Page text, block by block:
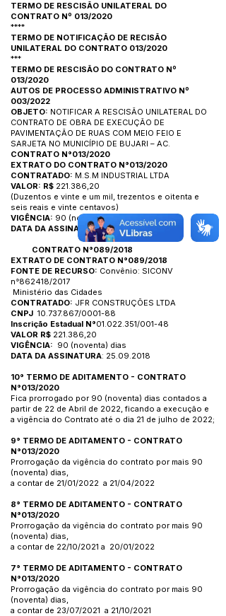
TERMO DE RESCISÃO UNILATERAL DO
CONTRATO Nº 013/2020
****
TERMO DE NOTIFICAÇÃO DE RECISÃO
UNILATERAL DO CONTRATO 013/2020
***
TERMO DE RESCISÃO DO CONTRATO Nº
013/2020
AUTOS DE PROCESSO ADMINISTRATIVO Nº
003/2022
OBJETO: NOTIFICAR A RESCISÃO UNILATERAL DO
CONTRATO DE OBRA DE EXECUÇÃO DE
PAVIMENTAÇÃO DE RUAS COM MEIO FEIO E
SARJETA NO MUNICÍPIO DE BUJARI – AC.
CONTRATO N°013/2020
EXTRATO DO CONTRATO N°013/2020
CONTRATADO: M.S.M INDUSTRIAL LTDA
VALOR: R$ 221.386,20
(Duzentos e vinte e um mil, trezentos e oitenta e
seis reais e vinte centavos)
VIGÊNCIA: 90 (noventa) dias.
DATA DA ASSINATURA:09.03.2020
CONTRATO N°089/2018
EXTRATO DE CONTRATO N°089/2018
FONTE DE RECURSO: Convênio: SICONV
n°862418/2017
Ministério das Cidades
CONTRATADO: JFR CONSTRUÇÕES LTDA
CNPJ 10.737.867/0001-88
Inscrição Estadual N°01.022.351/001-48
VALOR R$ 221.386,20
VIGÊNCIA: 90 (noventa) dias
DATA DA ASSINATURA: 25.09.2018
10° TERMO DE ADITAMENTO - CONTRATO
N°013/2020
Fica prorrogado por 90 (noventa) dias contados a
partir de 22 de Abril de 2022, ficando a execução e
a vigência do Contrato até o dia 21 de julho de 2022;
9° TERMO DE ADITAMENTO - CONTRATO
N°013/2020
Prorrogação da vigência do contrato por mais 90
(noventa) dias,
a contar de 21/01/2022 a 21/04/2022
8° TERMO DE ADITAMENTO - CONTRATO
N°013/2020
Prorrogação da vigência do contrato por mais 90
(noventa) dias,
a contar de 22/10/2021 a 20/01/2022
7° TERMO DE ADITAMENTO - CONTRATO
N°013/2020
Prorrogação da vigência do contrato por mais 90
(noventa) dias,
a contar de 23/07/2021 a 21/10/2021